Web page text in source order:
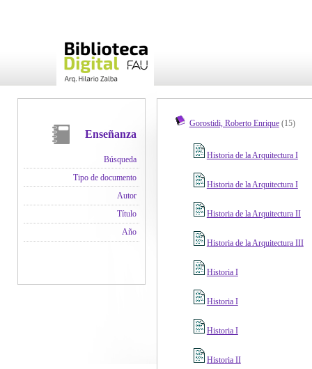
Enseñanza
Búsqueda
Tipo de documento
Autor
Título
Año
Gorostidi, Roberto Enrique(15)
Historia de la Arquitectura I
Historia de la Arquitectura I
Historia de la Arquitectura II
Historia de la Arquitectura III
Historia I
Historia I
Historia I
Historia II